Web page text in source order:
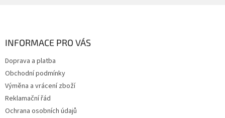
INFORMACE PRO VÁS
Doprava a platba
Obchodní podmínky
Výměna a vrácení zboží
Reklamační řád
Ochrana osobních údajů